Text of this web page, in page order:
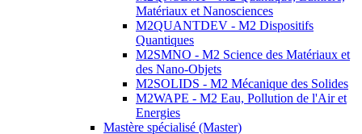
Matériaux et Nanosciences
M2QUANTDEV - M2 Dispositifs
Quantiques
M2SMNO - M2 Science des Matériaux et
des Nano-Objets
M2SOLIDS - M2 Mécanique des Solides
M2WAPE - M2 Eau, Pollution de l'Air et
Energies
Mastère spécialisé (Master)